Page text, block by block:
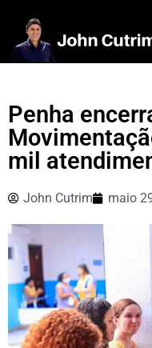
Penha
mil
John Cutrim maio